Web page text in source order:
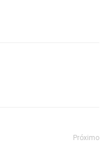
Próximo